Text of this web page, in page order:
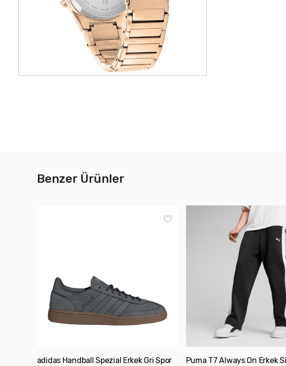
Benzer Ürünler
adidas Handball Spezial Erkek Gri Spor
Puma T7 Always On Erkek